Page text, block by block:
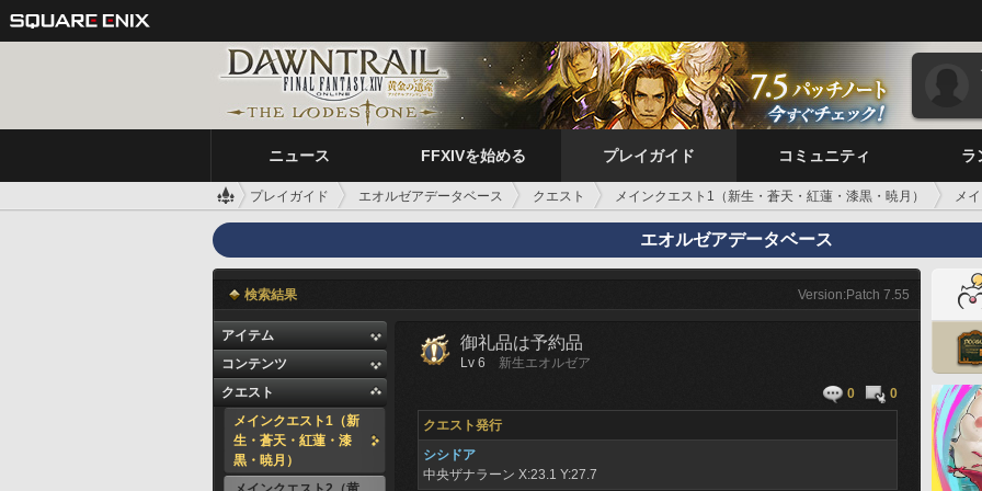
ニュース FFXIVを始める プレイガイド コミュニティ ラ
プレイガイド エオルゼアデータベース クエスト メインクエスト1（新生・蒼天・紅蓮・漆黒・暁月） メ
エオルゼアデータベース
検索結果 Version:Patch 7.55
アイテム
コンテンツ
クエスト
メインクエスト1（新
生・蒼天・紅蓮・漆
黒・暁月）
御礼品は予約品
Lv 6
新生エオルゼア
0
0
クエスト発行
シシドア
中央ザナラーン X:23.1 Y:27.7